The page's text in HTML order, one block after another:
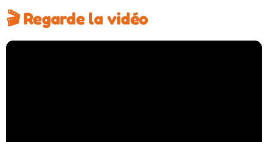
🎬 Regarde la vidéo